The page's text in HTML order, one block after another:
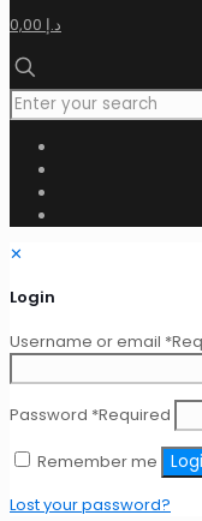
0,00 د.إ
✕
Login
Username or email *
Password *Required
Remember me
Lost your password?